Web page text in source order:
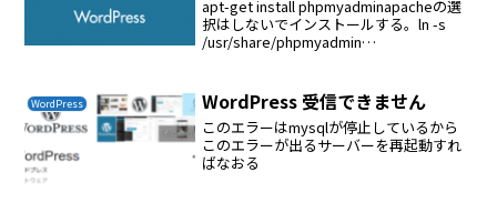
apt-get install phpmyadminapacheの選
択はしないでインストールする。ln -s
/usr/share/phpmyadmin
WordPress WordPress 受信できません
このエラーはmysqlが停止しているから
このエラーが出るサーバーを再起動すれ
ばなおる